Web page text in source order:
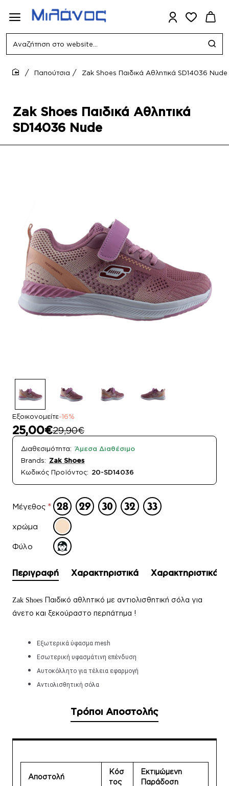
Αναζήτηση
website...
Zak Shoes Παιδικά Αθλητικά
SD14036 Nude
Παπούτσια Zak Shoes Παιδικά Αθλητικά SD14036 Nude
Εξοικονομείτε-16%
25,00€29,90€
Διαθεσιμότητα: Άμεσα Διαθέσιμο
Brands: Zak Shoes
Κωδικός Προϊόντος: 20-SD14036
Μέγεθος
χρώμα
Φύλο
Περιγραφή Χαρακτηριστικά Χαρακτηριστικά
Zak Shoes Παιδικό αθλητικό με αντιολισθητική σόλα για
άνετο και ξεκούραστο περπάτημα !
Εξωτερικά ύφασμα mesh
Εσωτερική υφασμάτινη επένδυση
Αυτοκόλλητο για τέλεια εφαρμογή
Αντιολισθητική σόλα
Τρόποι Αποστολής
Αποστολή
Κόσ
τος
Εκτιμώμενη
Παράδοση